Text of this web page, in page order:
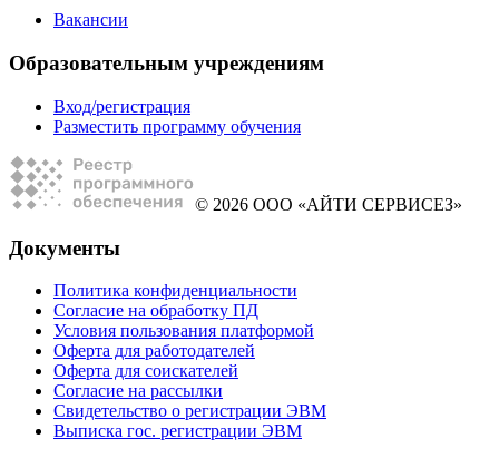
Вакансии
Образовательным учреждениям
Вход/регистрация
Разместить программу обучения
© 2026 ООО «АЙТИ СЕРВИСЕЗ»
Документы
Политика конфиденциальности
Согласие на обработку ПД
Условия пользования платформой
Оферта для работодателей
Оферта для соискателей
Согласие на рассылки
Свидетельство о регистрации ЭВМ
Выписка гос. регистрации ЭВМ